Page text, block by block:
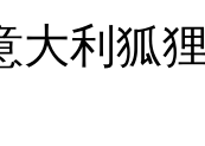
大利狐